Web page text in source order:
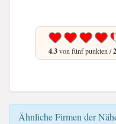
4.3von fünf punkten /
Ähnliche Firmen der